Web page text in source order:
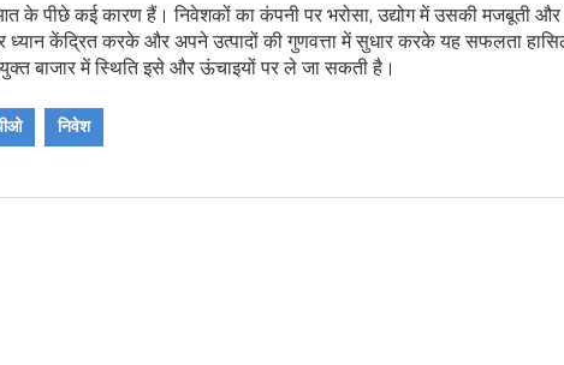
पीछे कई कारण हैं। निवेशकों का कंपनी पर भरोसा, उद्योग में उसकी मजबूती और
केंद्रित करके और अपने उत्पादों की गुणवत्ता में सुधार करके यह सफलता
बाजार में स्थिति इसे और ऊंचाइयों पर ले जा सकती है।
निवेश